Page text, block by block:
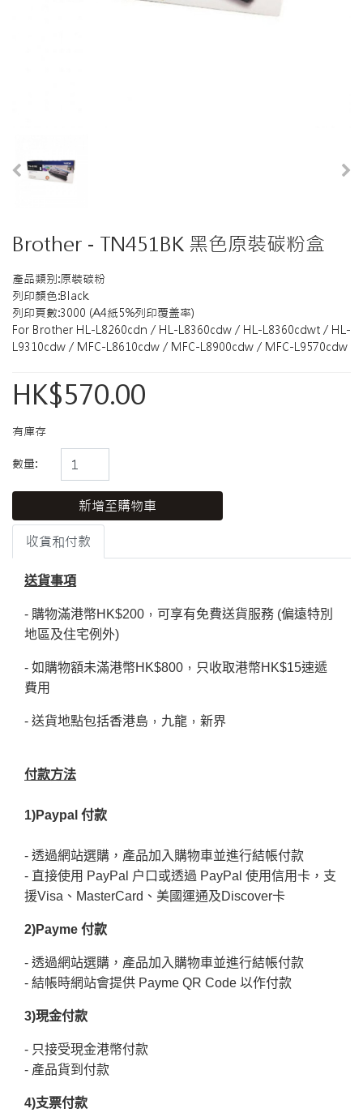
Brother - TN451BK 黑色原裝碳粉盒
產品類别:原裝碳粉
列印顏色:Black
列印頁數:3000 (A4紙5%列印覆盖率)
For Brother HL-L8260cdn / HL-L8360cdw / HL-L8360cdwt / HL-
L9310cdw / MFC-L8610cdw / MFC-L8900cdw / MFC-L9570cdw
HK$570.00
有庫存
數量:
新增至購物車
收貨和付款
送貨事項
- 購物滿港幣HK$200 ， 可享有免費送貨服務 (偏遠特別
地區及住宅例外)
- 如購物額未滿港幣HK$800 ， 只收取港幣HK$15速遞
費用
- 送貨地點包括香港島 ， 九龍 ， 新界
付款方法
1)Paypal 付款
- 透過網站選購 ， 產品加入購物車並進行結帳付款
- 直接使用 PayPal 户口或透過 PayPal 使用信用卡 ， 支
援Visa、MasterCard、美國運通及Discover卡
2)Payme 付款
- 透過網站選購 ， 產品加入購物車並進行結帳付款
- 結帳時網站會提供 Payme QR Code 以作付款
3)現金付款
- 只接受現金港幣付款
- 產品貨到付款
4)支票付款